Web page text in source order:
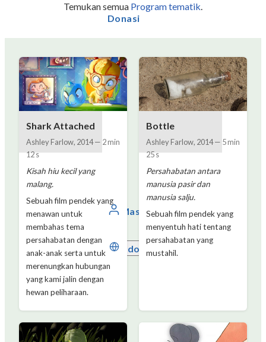
Donasi
Masuk
Indonesia
Temukan semua Program tematik.
Shark Attached
Ashley Farlow, 2014— 2 min
12 s
Kisah hiu kecil yang
malang.
Sebuah film pendek yang
menawan untuk
membahas tema
persahabatan dengan
anak-anak serta untuk
merenungkan hubungan
yang kami jalin dengan
hewan peliharaan.
Bottle
Ashley Farlow, 2014— 5 min
25 s
Persahabatan antara
manusia pasir dan
manusia salju.
Sebuah film pendek yang
menyentuh hati tentang
persahabatan yang
mustahil.